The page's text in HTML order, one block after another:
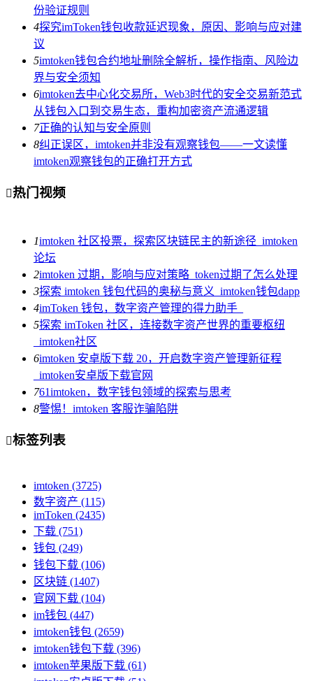
份验证规则
4探究imToken钱包收款延迟现象，原因、影响与应对建
议
5imtoken钱包合约地址删除全解析，操作指南、风险边
界与安全须知
6imtoken去中心化交易所，Web3时代的安全交易新范式
从钱包入口到交易生态，重构加密资产流通逻辑
7正确的认知与安全原则
8纠正误区，imtoken并非没有观察钱包——一文读懂
imtoken观察钱包的正确打开方式
热门视频
1imtoken 社区投票，探索区块链民主的新途径_imtoken
论坛
2imtoken 过期，影响与应对策略_token过期了怎么处理
3探索 imtoken 钱包代码的奥秘与意义_imtoken钱包dapp
4imToken 钱包，数字资产管理的得力助手_
5探索 imToken 社区，连接数字资产世界的重要枢纽
_imtoken社区
6imtoken 安卓版下载 20，开启数字资产管理新征程
_imtoken安卓版下载官网
761imtoken，数字钱包领域的探索与思考
8警惕！imtoken 客服诈骗陷阱
标签列表
imtoken (3725)
数字资产 (115)
imToken (2435)
下载 (751)
钱包 (249)
钱包下载 (106)
区块链 (1407)
官网下载 (104)
im钱包 (447)
imtoken钱包 (2659)
imtoken钱包下载 (396)
imtoken苹果版下载 (61)